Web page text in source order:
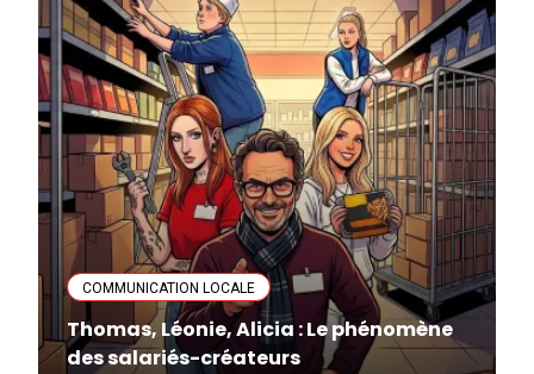
COMMUNICATION LOCALE
Thomas, Léonie, Alicia : Le phénomène
des salariés-créateurs